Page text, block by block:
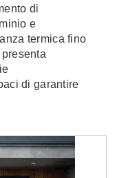
di
e
termica fino
di garantire